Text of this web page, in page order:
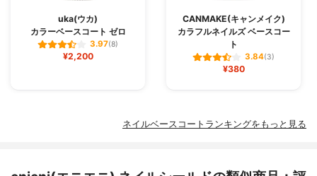
uka(ウカ)
カラーベースコート ゼロ
3.97(8)
¥2,200
CANMAKE(キャンメイク)
カラフルネイルズ ベースコー
ト
3.84(3)
¥380
ネイルベースコートランキングをもっと見る